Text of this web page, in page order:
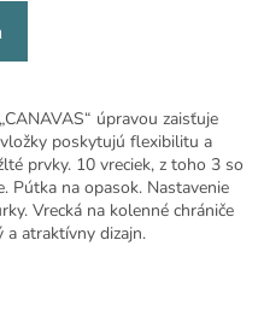
úpravou zaisťuje
poskytujú flexibilitu a
prvky. 10 vreciek, z toho 3 so
Pútka na opasok. Nastavenie
Vrecká na kolenné chrániče
a atraktívny dizajn.